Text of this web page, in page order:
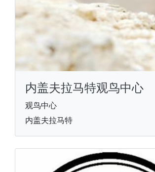
内盖夫拉马特观鸟中心
观鸟中心
内盖夫拉马特